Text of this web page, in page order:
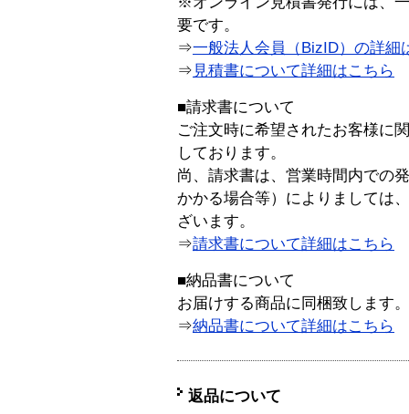
要です。
⇒一般法人会員（BizID）の詳細
⇒ 見積書について詳細はこちら
■請求書について
ご注文時に希望されたお客様に
しております。
尚、請求書は、営業時間内での
かかる場合等）によりましては
ざいます。
⇒請求書について詳細はこちら
■納品書について
お届けする商品に同梱致します。
⇒納品書について詳細はこちら
返品について